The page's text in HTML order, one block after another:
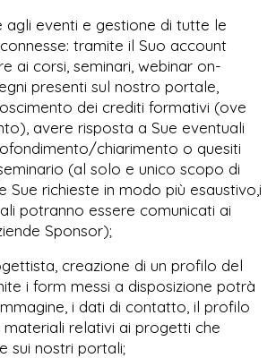
agli eventi e gestione di tutte le
tramite il Suo account
ai corsi, seminari, webinar on-
presenti sul nostro portale,
dei crediti formativi (ove
avere risposta a Sue eventuali
chiarimento o quesiti
(al solo e unico scopo di
Sue richieste in modo più esaustivo,i
potranno essere comunicati ai
Sponsor);
creazione di un profilo del
i form messi a disposizione potrà
i dati di contatto, il profilo
materiali relativi ai progetti che
sui nostri portali;